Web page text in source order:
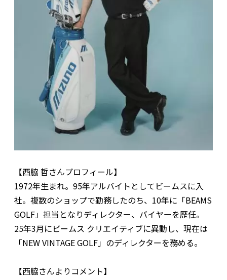
【西脇 哲さんプロフィール】
1972年生まれ。95年アルバイトとしてビームスに入
社。複数のショップで勤務したのち、10年に「BEAMS
GOLF」担当となりディレクター、バイヤーを歴任。
25年3月にビームス クリエイティブに異動し、現在は
「NEW VINTAGE GOLF」のディレクターを務める。
【西脇さんよりコメント】